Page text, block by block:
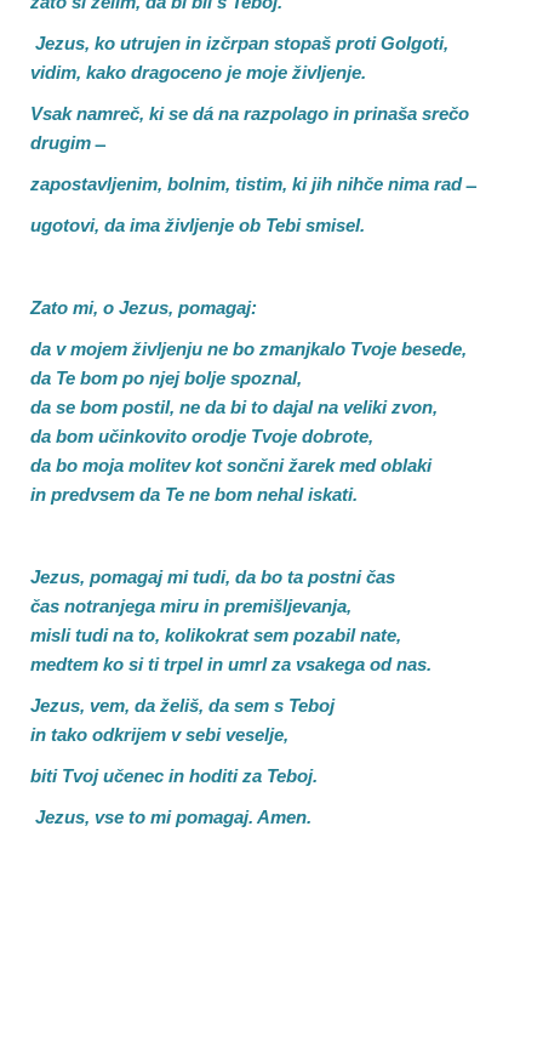
Jezus, ko utrujen in izčrpan stopaš proti Golgoti,
vidim, kako dragoceno je moje življenje.
Vsak namreč, ki se dá na razpolago in prinaša srečo
drugim ̶
zapostavljenim, bolnim, tistim, ki jih nihče nima rad ̶
ugotovi, da ima življenje ob Tebi smisel.
Zato mi, o Jezus, pomagaj:
da v mojem življenju ne bo zmanjkalo Tvoje besede,
da Te bom po njej bolje spoznal,
da se bom postil, ne da bi to dajal na veliki zvon,
da bom učinkovito orodje Tvoje dobrote,
da bo moja molitev kot sončni žarek med oblaki
in predvsem da Te ne bom nehal iskati.
Jezus, pomagaj mi tudi, da bo ta postni čas
čas notranjega miru in premišljevanja,
misli tudi na to, kolikokrat sem pozabil nate,
medtem ko si ti trpel in umrl za vsakega od nas.
Jezus, vem, da želiš, da sem s Teboj
in tako odkrijem v sebi veselje,
biti Tvoj učenec in hoditi za Teboj.
Jezus, vse to mi pomagaj. Amen.